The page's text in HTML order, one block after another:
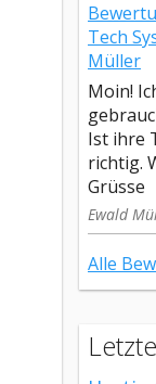
Tech
Müller
Moin!
Ist ihre
richtig.
Grüsse
Ewald
Alle